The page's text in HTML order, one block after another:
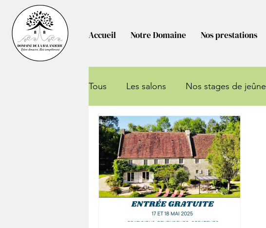
Accueil Notre Domaine Nos prestations
Tous Les salons Nos stages de jeûne
Ça bouge au domaine ! Stages